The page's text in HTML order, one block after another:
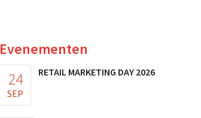
Evenementen
24
SEP
RETAIL MARKETING DAY 2026